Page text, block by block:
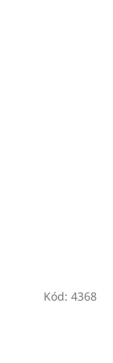
Kód: 4368